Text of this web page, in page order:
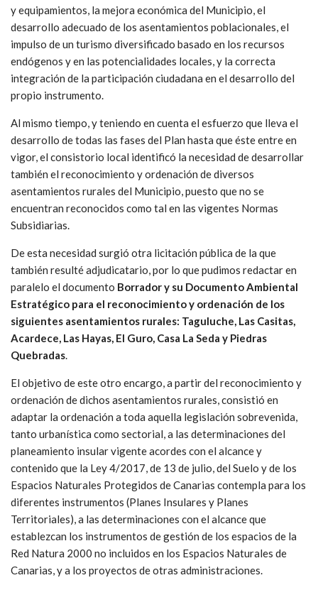
y equipamientos, la mejora económica del Municipio, el
desarrollo adecuado de los asentamientos poblacionales, el
impulso de un turismo diversificado basado en los recursos
endógenos y en las potencialidades locales, y la correcta
integración de la participación ciudadana en el desarrollo del
propio instrumento.
Al mismo tiempo, y teniendo en cuenta el esfuerzo que lleva el
desarrollo de todas las fases del Plan hasta que éste entre en
vigor, el consistorio local identificó la necesidad de desarrollar
también el reconocimiento y ordenación de diversos
asentamientos rurales del Municipio, puesto que no se
encuentran reconocidos como tal en las vigentes Normas
Subsidiarias.
De esta necesidad surgió otra licitación pública de la que
también resulté adjudicatario, por lo que pudimos redactar en
paralelo el documento Borrador y su Documento Ambiental
Estratégico para el reconocimiento y ordenación de los
siguientes asentamientos rurales: Taguluche, Las Casitas,
Acardece, Las Hayas, El Guro, Casa La Seda y Piedras
Quebradas.
El objetivo de este otro encargo, a partir del reconocimiento y
ordenación de dichos asentamientos rurales, consistió en
adaptar la ordenación a toda aquella legislación sobrevenida,
tanto urbanística como sectorial, a las determinaciones del
planeamiento insular vigente acordes con el alcance y
contenido que la Ley 4/2017, de 13 de julio, del Suelo y de los
Espacios Naturales Protegidos de Canarias contempla para los
diferentes instrumentos (Planes Insulares y Planes
Territoriales), a las determinaciones con el alcance que
establezcan los instrumentos de gestión de los espacios de la
Red Natura 2000 no incluidos en los Espacios Naturales de
Canarias, y a los proyectos de otras administraciones.